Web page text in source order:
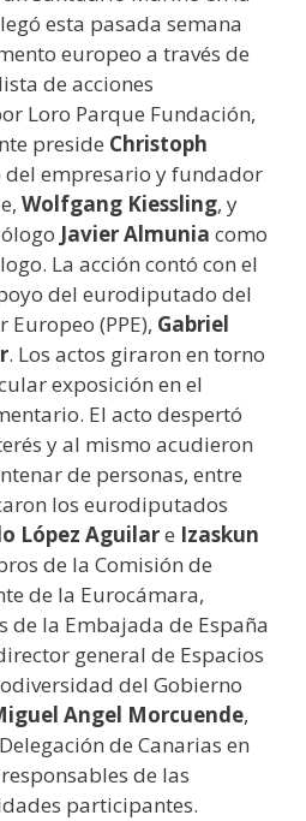
esta pasada semana
europeo a través de
de acciones
Loro Parque Fundación,
preside Christoph
del empresario y fundador
Wolfgang Kiessling, y
Javier Almunia como
La acción contó con el
del eurodiputado del
(PPE), Gabriel
. Los actos giraron en torno
exposición en el
El acto despertó
y al mismo acudieron
de personas, entre
los eurodiputados
López Aguilare Izaskun
de la Comisión de
de la Eurocámara,
de la Embajada de España
general de Espacios
del Gobierno
Angel Morcuende,
de Canarias en
de las
participantes.